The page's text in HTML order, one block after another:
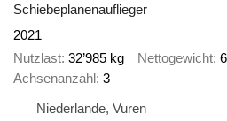
Schiebeplanenauflieger
2021
Nutzlast 32’985 kg Nettogewicht
Achsenanzahl 3
Niederlande, Vuren